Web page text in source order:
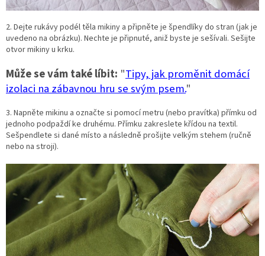
2. Dejte rukávy podél těla mikiny a připněte je špendlíky do stran (jak je
uvedeno na obrázku). Nechte je připnuté, aniž byste je sešívali. Sešijte
otvor mikiny u krku.
Může se vám také líbit: "Tipy, jak proměnit domácí
izolaci na zábavnou hru se svým psem."
3. Napněte mikinu a označte si pomocí metru (nebo pravítka) přímku od
jednoho podpaždí ke druhému. Přímku zakreslete křídou na textil.
Sešpendlete si dané místo a následně prošijte velkým stehem (ručně
nebo na stroji).